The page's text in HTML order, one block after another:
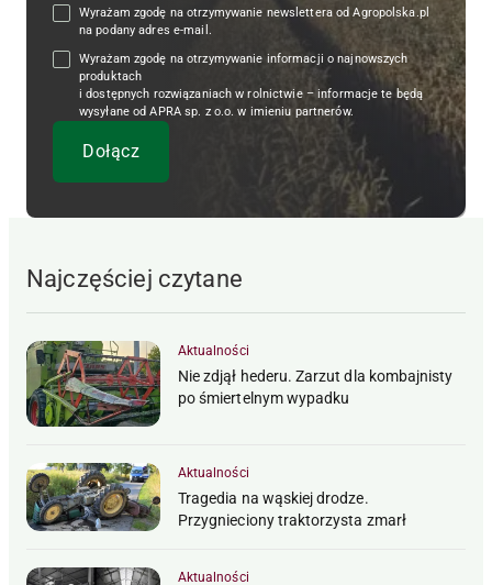
Wyrażam zgodę na otrzymywanie newslettera od Agropolska.pl
na podany adres e-mail.
Wyrażam zgodę na otrzymywanie informacji o najnowszych
produktach
i dostępnych rozwiązaniach w rolnictwie – informacje te będą
wysyłane od APRA sp. z o.o. w imieniu partnerów.
Najczęściej czytane
Aktualności
Nie zdjął hederu. Zarzut dla kombajnisty
po śmiertelnym wypadku
Aktualności
Tragedia na wąskiej drodze.
Przygnieciony traktorzysta zmarł
Aktualności